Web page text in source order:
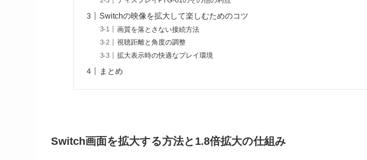
Switchの映像を拡大して楽しむためのコツ
画質を落とさない接続方法
視聴距離と角度の調整
拡大表示時の快適なプレイ環境
まとめ
Switch画面を拡大する方法と1.8倍拡大の仕組み